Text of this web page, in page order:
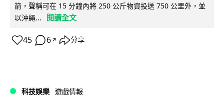
箭，聲稱可在 15 分鐘內將 250 公斤物資投送 750 公里外，並
以沖繩...
閱讀全文
45 6 ↗ 分享
科技娛樂 遊戲情報